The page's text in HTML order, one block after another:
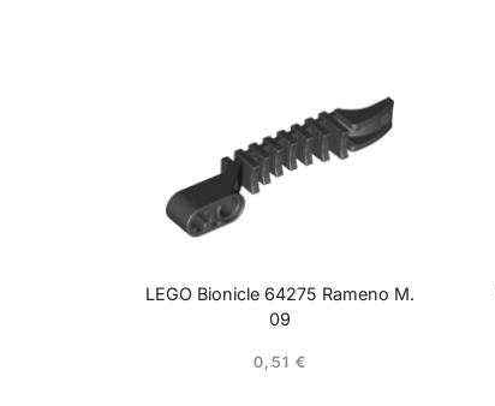
LEGO Bionicle 64275 Rameno M.
09
0,51€